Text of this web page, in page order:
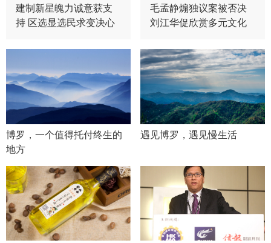
建制新星魄力诚意获支
持 区选显选民求变决心
毛孟静煽独议案被否决
刘江华促欣赏多元文化
博罗，一个值得托付终生的
地方
遇见博罗，遇见慢生活